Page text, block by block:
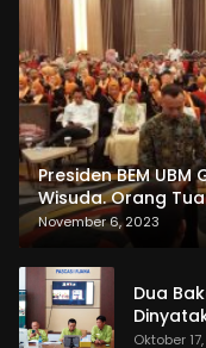
Presiden BEM
Wisuda. Orang
dan Pemasangan
November 6, 2023
Dua
Oktober